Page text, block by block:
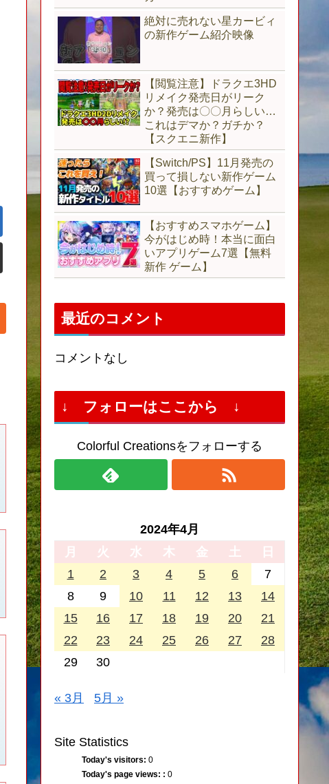
絶対に売れない星カービィ
の新作ゲーム紹介映像
【閲覧注意】ドラクエ3HD
リメイク発売日がリーク
か？発売は〇〇月らしい…
これはデマか？ガチか？
【スクエニ新作】
【Switch/PS】11月発売の
買って損しない新作ゲーム
10選【おすすめゲーム】
【おすすめスマホゲーム】
今がはじめ時！本当に面白
いアプリゲーム7選【無料
新作 ゲーム】
最近のコメント
コメントなし
↓ フォローはここから ↓
Colorful Creationsをフォローする
2024年4月
月
火 水 木 金 土
日
1
2 3 4 5 6
7
8
9 10 11 12 13
14
15
16 17 18 19 20
21
22
23 24 25 26 27
28
29
30
« 3月 5月 »
Site Statistics
Today's visitors: 0
Today's page views: : 0